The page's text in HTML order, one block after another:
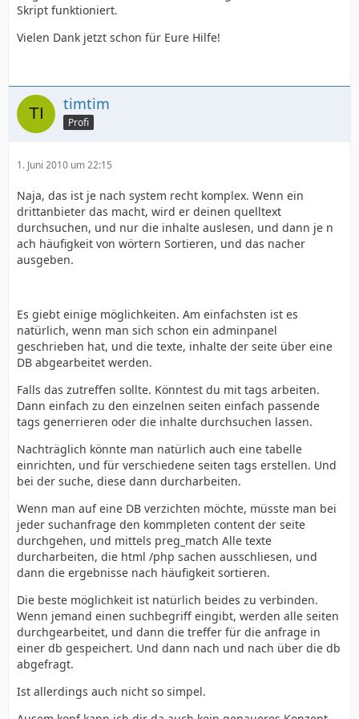
Skript funktioniert.
Vielen Dank jetzt schon für Eure Hilfe!
timtim
Profi
1. Juni 2010 um 22:15
Naja, das ist je nach system recht komplex. Wenn ein
drittanbieter das macht, wird er deinen quelltext
durchsuchen, und nur die inhalte auslesen, und dann je n
ach häufigkeit von wörtern Sortieren, und das nacher
ausgeben.
Es giebt einige möglichkeiten. Am einfachsten ist es
natürlich, wenn man sich schon ein adminpanel
geschrieben hat, und die texte, inhalte der seite über eine
DB abgearbeitet werden.
Falls das zutreffen sollte. Könntest du mit tags arbeiten.
Dann einfach zu den einzelnen seiten einfach passende
tags generrieren oder die inhalte durchsuchen lassen.
Nachträglich könnte man natürlich auch eine tabelle
einrichten, und für verschiedene seiten tags erstellen. Und
bei der suche, diese dann durcharbeiten.
Wenn man auf eine DB verzichten möchte, müsste man bei
jeder suchanfrage den kommpleten content der seite
durchgehen, und mittels preg_match Alle texte
durcharbeiten, die html /php sachen ausschliesen, und
dann die ergebnisse nach häufigkeit sortieren.
Die beste möglichkeit ist natürlich beides zu verbinden.
Wenn jemand einen suchbegriff eingibt, werden alle seiten
durchgearbeitet, und dann die treffer für die anfrage in
einer db gespeichert. Und dann nach und nach über die db
abgefragt.
Ist allerdings auch nicht so simpel.